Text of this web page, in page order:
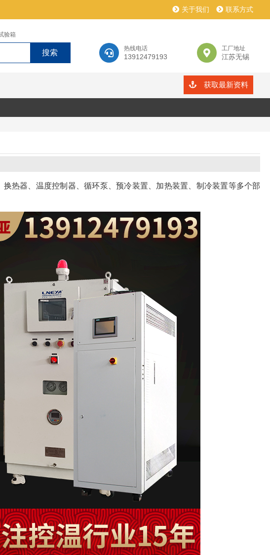
关于我们 联系方式
热线电话
13912479193
工厂地址
江苏无锡
验箱
获取最新资料
热器、温度控制器、循环泵、预冷装置、加热装置、制冷装置等多个部